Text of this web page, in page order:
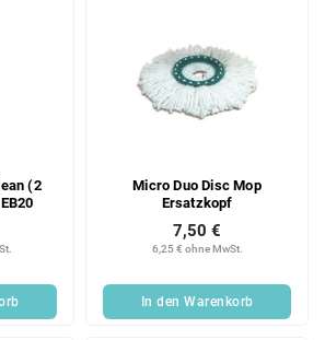
(2
Micro Duo Disc Mop
Ersatzkopf
6,25 € ohne MwSt.
7,50 €
In den Warenkorb